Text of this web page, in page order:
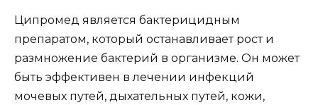
Ципромед является бактерицидным
препаратом, который останавливает рост и
размножение бактерий в организме. Он может
быть эффективен в лечении инфекций
мочевых путей, дыхательных путей, кожи,